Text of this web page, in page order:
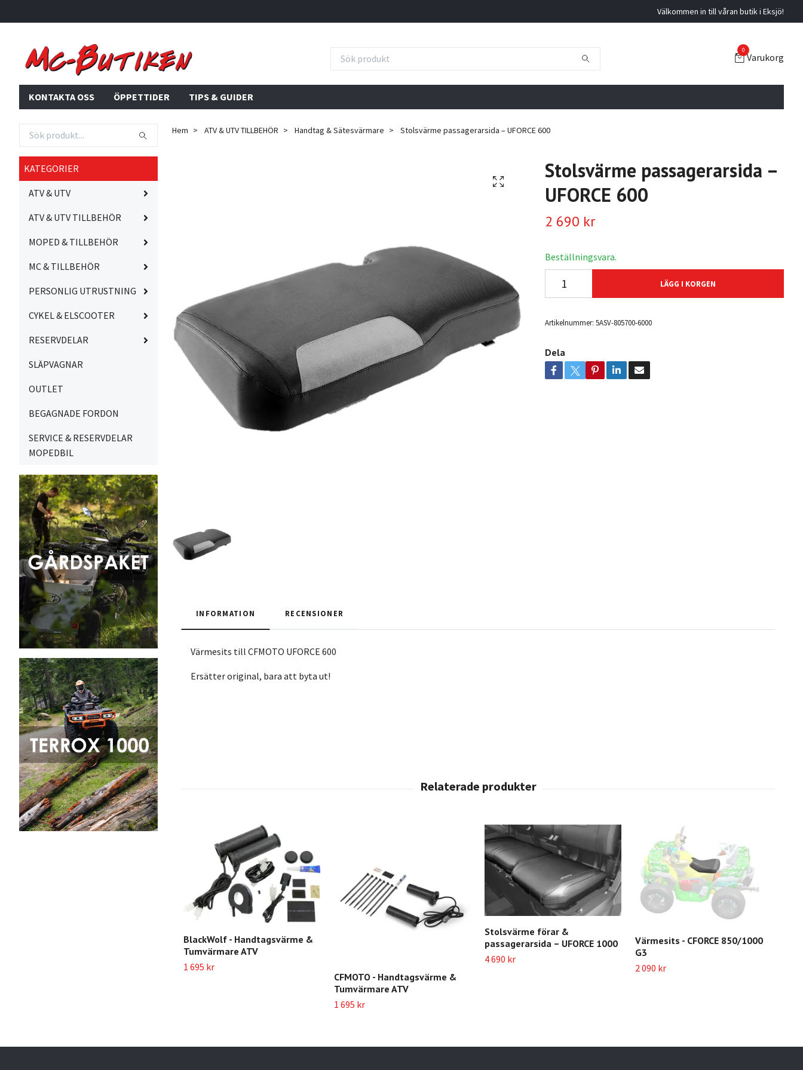
Välkommen in till våran butik i Eksjö!
0
Varukorg
KONTAKTA OSS ÖPPETTIDER TIPS & GUIDER
KATEGORIER
ATV & UTV
ATV & UTV TILLBEHÖR
MOPED & TILLBEHÖR
MC & TILLBEHÖR
PERSONLIG UTRUSTNING
CYKEL & ELSCOOTER
RESERVDELAR
SLÄPVAGNAR
OUTLET
BEGAGNADE FORDON
SERVICE & RESERVDELAR
MOPEDBIL
Hem ATV & UTV TILLBEHÖR Handtag & Sätesvärmare Stolsvärme passagerarsida – UFORCE 600
Stolsvärme passagerarsida –
UFORCE 600
2 690 kr
Beställningsvara.
LÄGG I KORGEN
Artikelnummer: 5ASV-805700-6000
Dela
INFORMATION RECENSIONER
Värmesits till CFMOTO UFORCE 600
Ersätter original, bara att byta ut!
BlackWolf - Handtagsvärme &
Tumvärmare ATV
1 695 kr
CFMOTO - Handtagsvärme &
Tumvärmare ATV
1 695 kr
Stolsvärme förar &
passagerarsida – UFORCE 1000
4 690 kr
Värmesits - CFORCE 850/1000
G3
2 090 kr